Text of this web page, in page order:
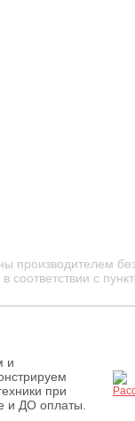
производителем
с
и
при
и ДО оплаты.